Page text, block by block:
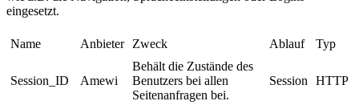
eingesetzt.
Name Anbieter Zweck Ablauf Typ
Session_ID Amewi
Behält die Zustände des
Benutzers bei allen
Seitenanfragen bei.
Session HTTP